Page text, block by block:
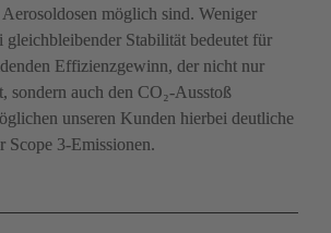
mög­lich sind. Weniger
gleichbleibender Stabilität bedeutet für
Effizienzgewinn, der nicht nur
son­­dern auch den CO₂-Ausstoß
unseren Kunden hierbei deutliche
Scope 3-Emissionen.